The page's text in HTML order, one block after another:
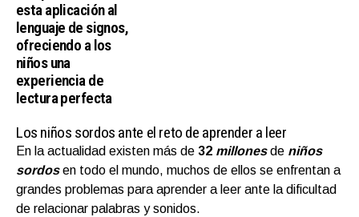
esta aplicación al
lenguaje de signos,
ofreciendo a los
niños una
experiencia de
lectura perfecta
Los niños sordos ante el reto de aprender a leer
En la actualidad existen más de 32 millonesde niños
sordos en todo el mundo, muchos de ellos se enfrentan a
grandes problemas para aprender a leer ante la dificultad
de relacionar palabras y sonidos.